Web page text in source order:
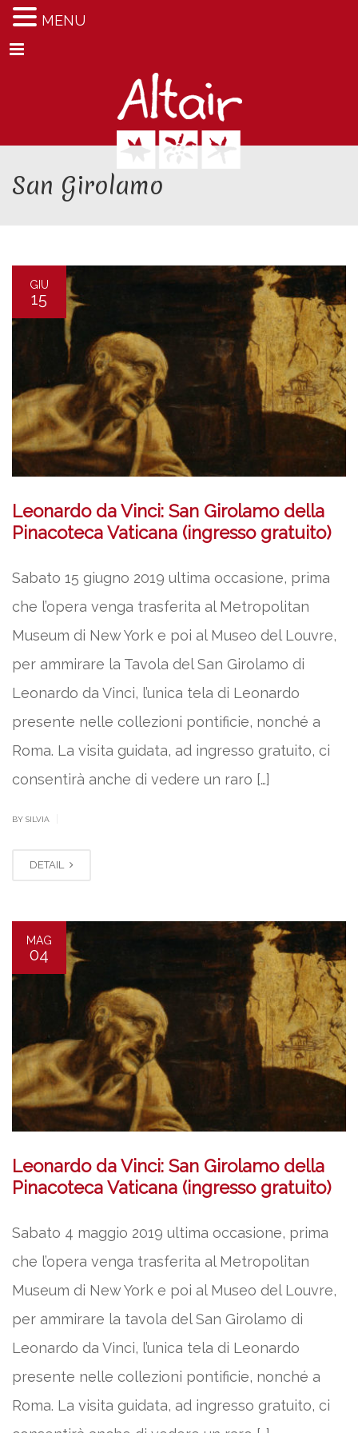
Menu
San Girolamo
GIU
15
Leonardo da Vinci: San Girolamo della
Pinacoteca Vaticana (ingresso gratuito)
Sabato 15 giugno 2019 ultima occasione, prima
che l’opera venga trasferita al Metropolitan
Museum di New York e poi al Museo del Louvre,
per ammirare la Tavola del San Girolamo di
Leonardo da Vinci, l’unica tela di Leonardo
presente nelle collezioni pontificie, nonché a
Roma. La visita guidata, ad ingresso gratuito, ci
consentirà anche di vedere un raro […]
BY SILVIA
DETAIL
MAG
04
Leonardo da Vinci: San Girolamo della
Pinacoteca Vaticana (ingresso gratuito)
Sabato 4 maggio 2019 ultima occasione, prima
che l’opera venga trasferita al Metropolitan
Museum di New York e poi al Museo del Louvre,
per ammirare la tavola del San Girolamo di
Leonardo da Vinci, l’unica tela di Leonardo
presente nelle collezioni pontificie, nonché a
Roma. La visita guidata, ad ingresso gratuito, ci
MENU